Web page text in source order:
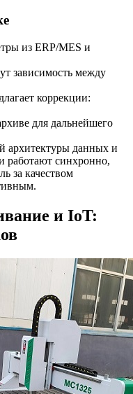
из ERP/MES и
зависимость между
коррекции:
для дальнейшего
архитектуры данных и
работают синхронно,
за качеством
и IoT: